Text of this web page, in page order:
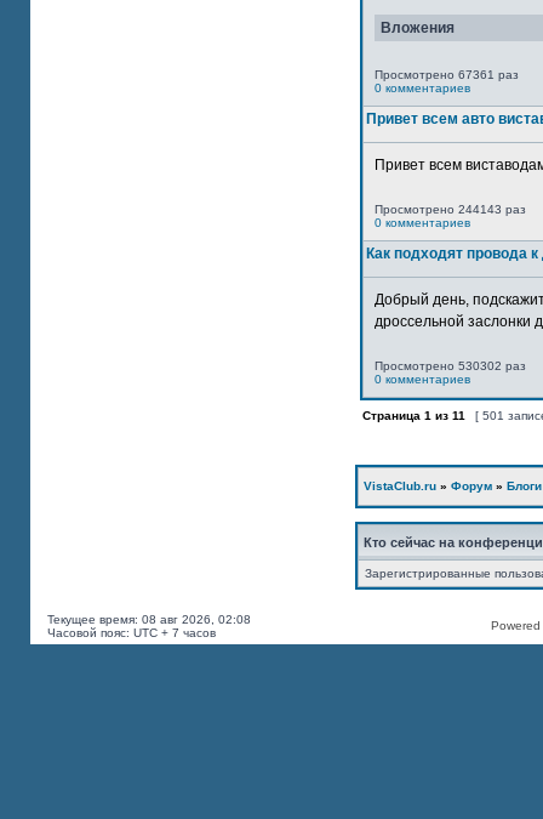
Вложения
Просмотрено 67361 раз
0 комментариев
Привет всем авто
Привет всем
Просмотрено 244143 раз
0 комментариев
Как подходят провода
Добрый день,
дроссельной заслонки
Просмотрено 530302 раз
0 комментариев
Страница 1 из 11 [ 501
VistaClub.ru » Форум » Блоги
Кто сейчас на
Зарегистрированные
Текущее время: 08 авг 2026, 02:08
Часовой пояс: UTC + 7 часов